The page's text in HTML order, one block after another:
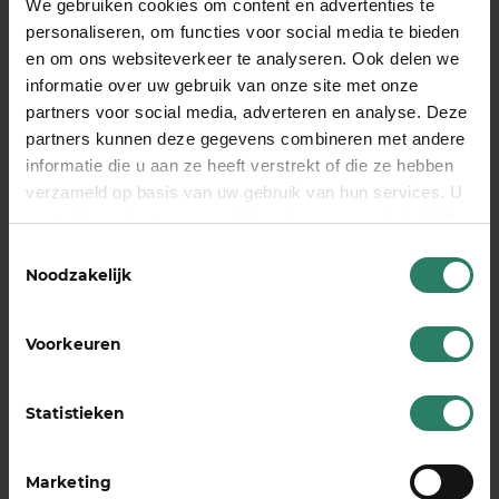
We gebruiken cookies om content en advertenties te
personaliseren, om functies voor social media te bieden
en om ons websiteverkeer te analyseren. Ook delen we
informatie over uw gebruik van onze site met onze
partners voor social media, adverteren en analyse. Deze
partners kunnen deze gegevens combineren met andere
informatie die u aan ze heeft verstrekt of die ze hebben
verzameld op basis van uw gebruik van hun services. U
gaat akkoord met onze cookies als u onze website blijft
Noodzakelijk
Voorkeuren
Statistieken
Marketing
behoefte aan zekerheid en kunnen de hogere
premie vaak ook beter betalen door hun
stabielere inkomen.
Ook je gezinssituatie speelt een rol in de keuze.
Heb je een partner die ook werkt en inkomen
verantwoordelijkheid zwaarder en kiezen veel
Er is geen ‘beste’ keuze die voor iedereen geldt.
onnodig duur of juist te beperkt zijn. Het hangt
volledig af van je persoonlijke omstandigheden, je
zekerheid.